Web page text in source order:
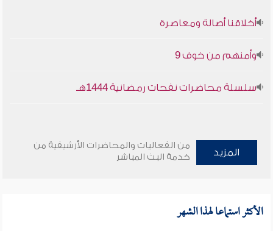
أخلاقنا أصالة ومعاصرة
وأمنهم من خوف 9
سلسلة محاضرات نفحات رمضانية 1444هـ
المزيد
من الفعاليات والمحاضرات الأرشيفية من
خدمة البث المباشر
الأكثر استماعا لهذا الشهر